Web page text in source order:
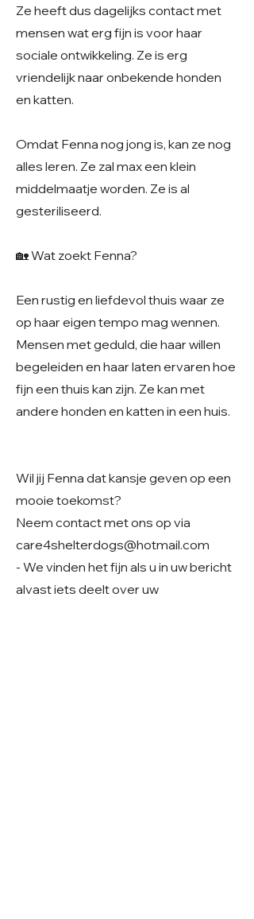
Ze heeft dus dagelijks contact met
mensen wat erg fijn is voor haar
sociale ontwikkeling. Ze is erg
vriendelijk naar onbekende honden
en katten.
Omdat Fenna nog jong is, kan ze nog
alles leren. Ze zal max een klein
middelmaatje worden. Ze is al
gesteriliseerd.
🏡 Wat zoekt Fenna?
Een rustig en liefdevol thuis waar ze
op haar eigen tempo mag wennen.
Mensen met geduld, die haar willen
begeleiden en haar laten ervaren hoe
fijn een thuis kan zijn. Ze kan met
andere honden en katten in een huis.
Wil jij Fenna dat kansje geven op een
mooie toekomst?
Neem contact met ons op via
care4shelterdogs@hotmail.com
- We vinden het fijn als u in uw bericht
alvast iets deelt over uw